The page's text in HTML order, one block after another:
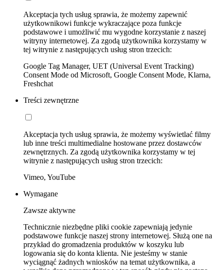
Akceptacja tych usług sprawia, że możemy zapewnić
użytkownikowi funkcje wykraczające poza funkcje
podstawowe i umożliwić mu wygodne korzystanie z naszej
witryny internetowej. Za zgodą użytkownika korzystamy w
tej witrynie z następujących usług stron trzecich:
Google Tag Manager, UET (Universal Event Tracking)
Consent Mode od Microsoft, Google Consent Mode, Klarna,
Freshchat
Treści zewnętrzne
Akceptacja tych usług sprawia, że możemy wyświetlać filmy
lub inne treści multimedialne hostowane przez dostawców
zewnętrznych. Za zgodą użytkownika korzystamy w tej
witrynie z następujących usług stron trzecich:
Vimeo, YouTube
Wymagane
Zawsze aktywne
Technicznie niezbędne pliki cookie zapewniają jedynie
podstawowe funkcje naszej strony internetowej. Służą one na
przykład do gromadzenia produktów w koszyku lub
logowania się do konta klienta. Nie jesteśmy w stanie
wyciągnąć żadnych wniosków na temat użytkownika, a